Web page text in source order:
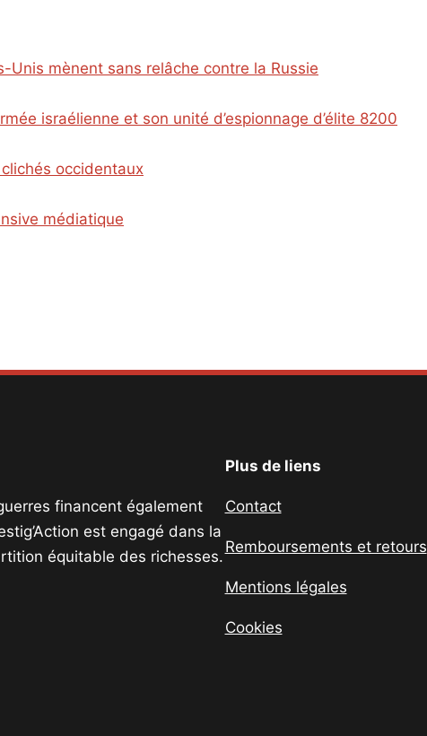
mènent sans relâche contre la Russie
israélienne et son unité d’espionnage d’élite 8200
occidentaux
médiatique
financent également
est engagé dans la
équitable des richesses.
Plus de liens
Contact
Remboursements et retours
Mentions légales
Cookies